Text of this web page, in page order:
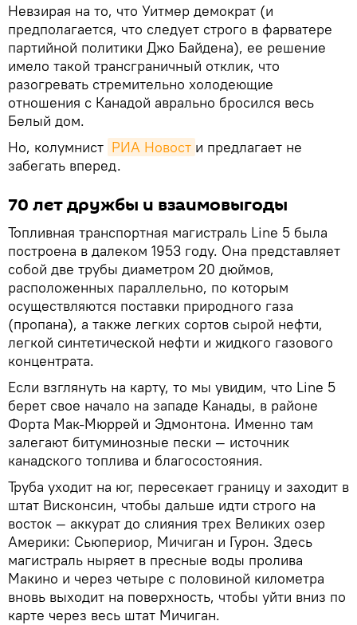
Невзирая на то, что Уитмер демократ (и
предполагается, что следует строго в фарватере
партийной политики Джо Байдена), ее решение
имело такой трансграничный отклик, что
разогревать стремительно холодеющие
отношения с Канадой аврально бросился весь
Белый дом.
Но, колумнист РИА Новост и предлагает не
забегать вперед.
70 лет дружбы и взаимовыгоды
Топливная транспортная магистраль Line 5 была
построена в далеком 1953 году. Она представляет
собой две трубы диаметром 20 дюймов,
расположенных параллельно, по которым
осуществляются поставки природного газа
(пропана), а также легких сортов сырой нефти,
легкой синтетической нефти и жидкого газового
концентрата.
Если взглянуть на карту, то мы увидим, что Line 5
берет свое начало на западе Канады, в районе
Форта Мак-Мюррей и Эдмонтона. Именно там
залегают битуминозные пески — источник
канадского топлива и благосостояния.
Труба уходит на юг, пересекает границу и заходит в
штат Висконсин, чтобы дальше идти строго на
восток — аккурат до слияния трех Великих озер
Америки: Сьюпериор, Мичиган и Гурон. Здесь
магистраль ныряет в пресные воды пролива
Макино и через четыре с половиной километра
вновь выходит на поверхность, чтобы уйти вниз по
карте через весь штат Мичиган.